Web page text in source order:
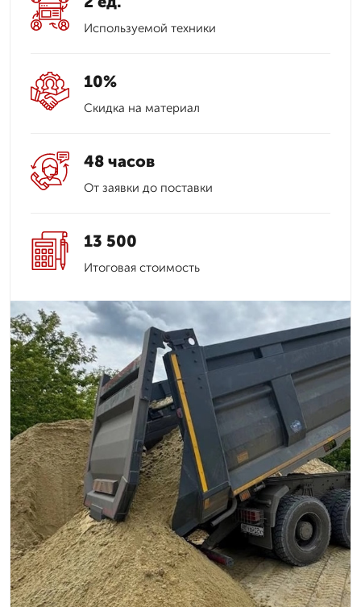
Используемой техники
10%
Скидка на материал
48 часов
От заявки до поставки
13 500
Итоговая стоимость